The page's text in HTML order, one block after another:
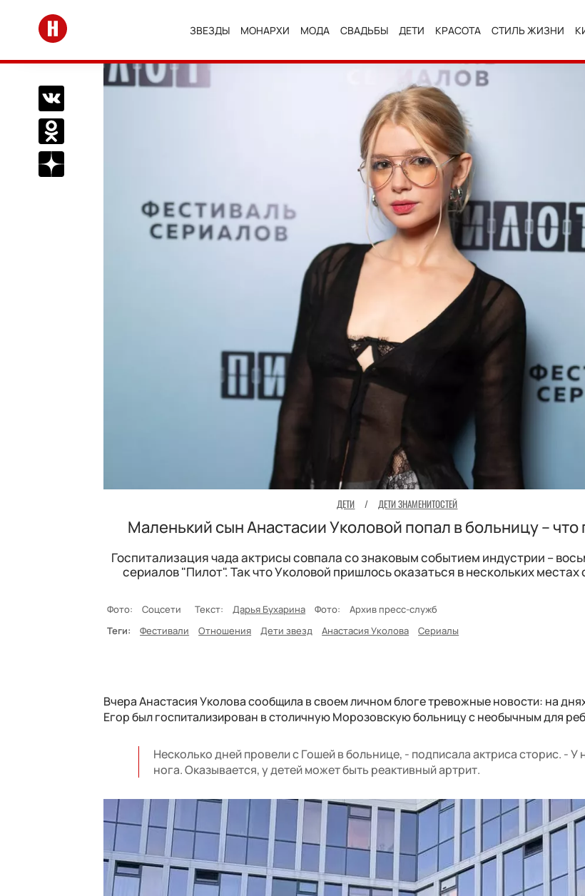
Перейти на главную
ЗВЕЗДЫ МОНАРХИ МОДА СВАДЬБЫ ДЕТИ КРАСОТА СТИЛЬ ЖИЗНИ
Поделиться Вконтакте
Поделиться в Одноклассниках
Подписаться на нас в Дзен
ДЕТИ / ДЕТИ ЗНАМЕНИТОСТЕЙ
Маленький сын Анастасии Уколовой попал в больницу –
Госпитализация чада актрисы совпала со знаковым событием индустрии –
сериалов "Пилот". Так что Уколовой пришлось оказаться в нескольких
Фото: Соцсети Текст: Дарья Бухарина Фото: Архив пресс-служб
Теги:
Фестивали Отношения Дети звезд Анастасия Уколова Сериалы
Вчера Анастасия Уколова сообщила в своем личном блоге тревожные новости: на
Егор был госпитализирован в столичную Морозовскую больницу с необычным для
Несколько дней провели с Гошей в больнице, - подписала актриса сторис. - У
нога. Оказывается, у детей может быть реактивный артрит.